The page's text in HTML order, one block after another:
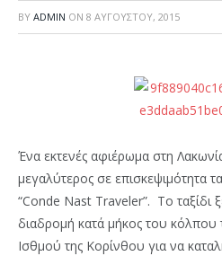
BY ADMIN ON 8 ΑΥΓΟΎΣΤΟΥ, 2015
Ένα εκτενές αφιέρωμα στη
μεγαλύτερος σε επισκεψιμότητα
“Conde Nast Traveler”. Το ταξίδι
διαδρομή κατά μήκος του κόλπου
Ισθμού της Κορίνθου για να